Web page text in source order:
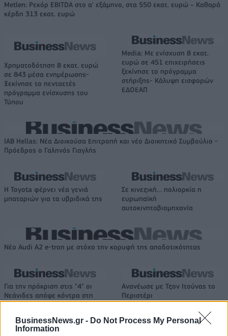
BusinessNews.gr - Do Not Process My Personal
Information
Metlen: Ρεκόρ EBITDA στο α' εξάμηνο, στα 550 εκατ. ευρώ – Καθαρά
κέρδη 313 εκατ. ευρώ
Χρηματοδότηση 8 εκατ. ευρώ
σε 843 μέσα ενημέρωσης-
Ξεκίνησε το πενταετές
πρόγραμμα ενίσχυσης του
Τύπου
Media: Με ενίσχυση 8 εκατ.
ευρώ σε 451 επιχειρήσεις
ξεκίνησε το πρόγραμμα
στήριξης- Κάλυψη εισφορών
ΕΔΟΕΑΠ
IAB Hellas: Νέα Διοικούσα Επιτροπή και νέο Διοικητικό Συμβούλιο -
Πρόεδρος ο Γαληνός Γιαγλής
Η Toyota φέρνει νέα γενιά
μπαταριών για τα υβριδικά της
Σε κινεζική… πολιορκία η
ευρωπαϊκή
αυτοκινητοβιομηχανία
Νέο Audi A2 e-tron με στόχο την κορυφή της αποδοτικότητας
Για την πρόκριση στις "4" οι
Νεάνιδες απόψε κόντρα στη
Λιθουανία (live stream)
Ανανέωσε με Τζον Ιτούνας το
Περιστέρι